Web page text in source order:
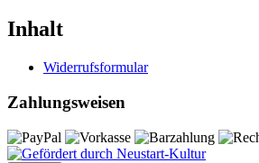
Inhalt
Widerrufsformular
Zahlungsweisen